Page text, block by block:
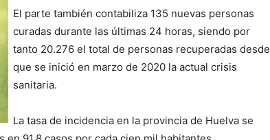
El parte también contabiliza 135 nuevas personas
curadas durante las últimas 24 horas, siendo por
tanto 20.276 el total de personas recuperadas desde
que se inició en marzo de 2020 la actual crisis
sanitaria.
La tasa de incidencia en la provincia de Huelva se